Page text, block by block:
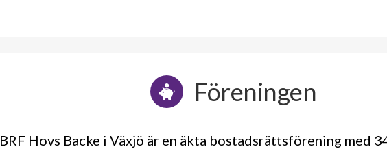
Föreningen
BRF Hovs Backe i Växjö är en äkta bostadsrättsförening med